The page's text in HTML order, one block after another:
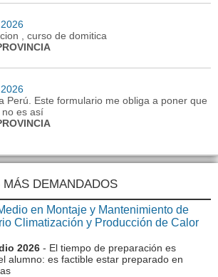
, curso de domitica
Perú. Este formulario me obliga a poner que
no es así
MÁS DEMANDADOS
en Montaje y Mantenimiento de
Climatización y Producción de Calor
2026 - El tiempo de preparación es
alumno: es factible estar preparado en